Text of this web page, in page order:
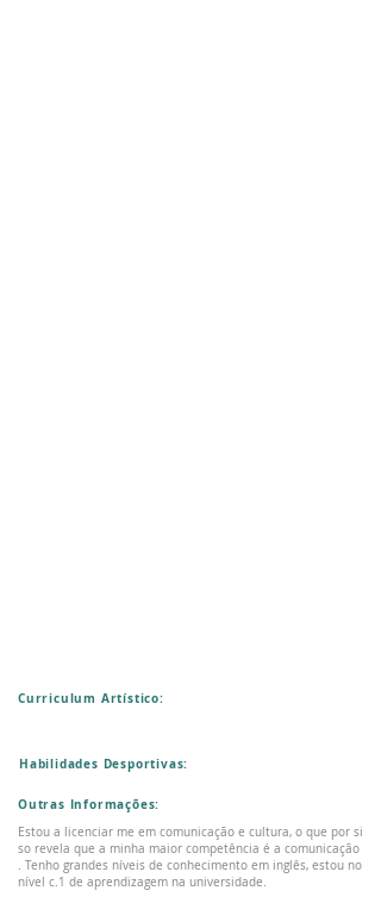
Curriculum Artístico:
Habilidades Desportivas:
Outras Informações:
Estou a licenciar me em comunicação e cultura, o que por si
so revela que a minha maior competência é a comunicação
. Tenho grandes níveis de conhecimento em inglês, estou no
nível c.1 de aprendizagem na universidade.